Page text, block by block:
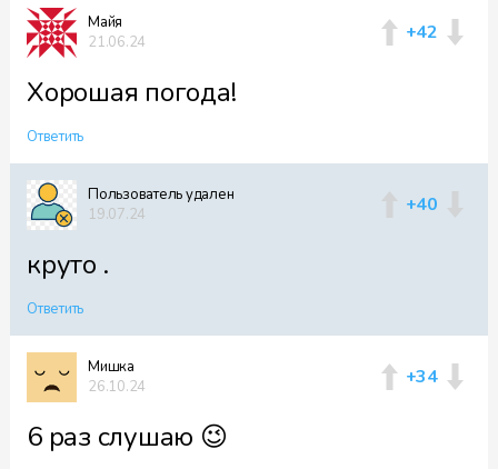
Майя
21.06.24
+42
Хорошая погода!
Ответить
Пользователь удален
19.07.24
+40
круто .
Ответить
Мишка
26.10.24
+34
6 раз слушаю 😉